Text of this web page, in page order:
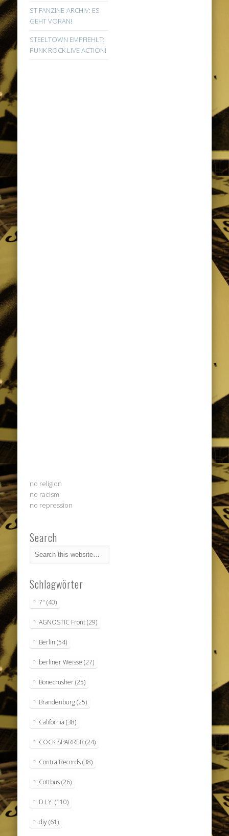
ST FANZINE-ARCHIV: ES
GEHT VORAN!
STEELTOWN EMPFIEHLT:
PUNK ROCK LIVE ACTION!
no religion
no racism
no repression
Search
Schlagwörter
7" (40)
AGNOSTIC Front(29)
Berlin (54)
berliner Weisse (27)
Bonecrusher(25)
Brandenburg(25)
California (38)
COCK SPARRER (24)
Contra Records(38)
Cottbus(26)
D.I.Y. (110)
diy(61)